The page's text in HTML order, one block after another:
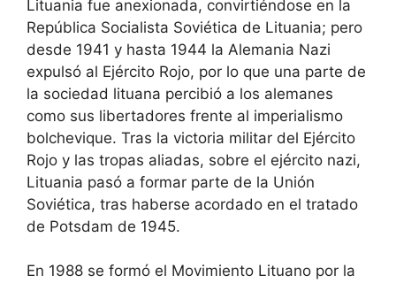
Lituania fue anexionada, convirtiéndose en la
República Socialista Soviética de Lituania; pero
desde 1941 y hasta 1944 la Alemania Nazi
expulsó al Ejército Rojo, por lo que una parte de
la sociedad lituana percibió a los alemanes
como sus libertadores frente al imperialismo
bolchevique. Tras la victoria militar del Ejército
Rojo y las tropas aliadas, sobre el ejército nazi,
Lituania pasó a formar parte de la Unión
Soviética, tras haberse acordado en el tratado
de Potsdam de 1945.
En 1988 se formó el Movimiento Lituano por la